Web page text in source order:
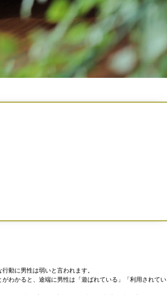
動に男性は弱いと言われます。
わかると、途端に男性は「遊ばれている」「利用されてい